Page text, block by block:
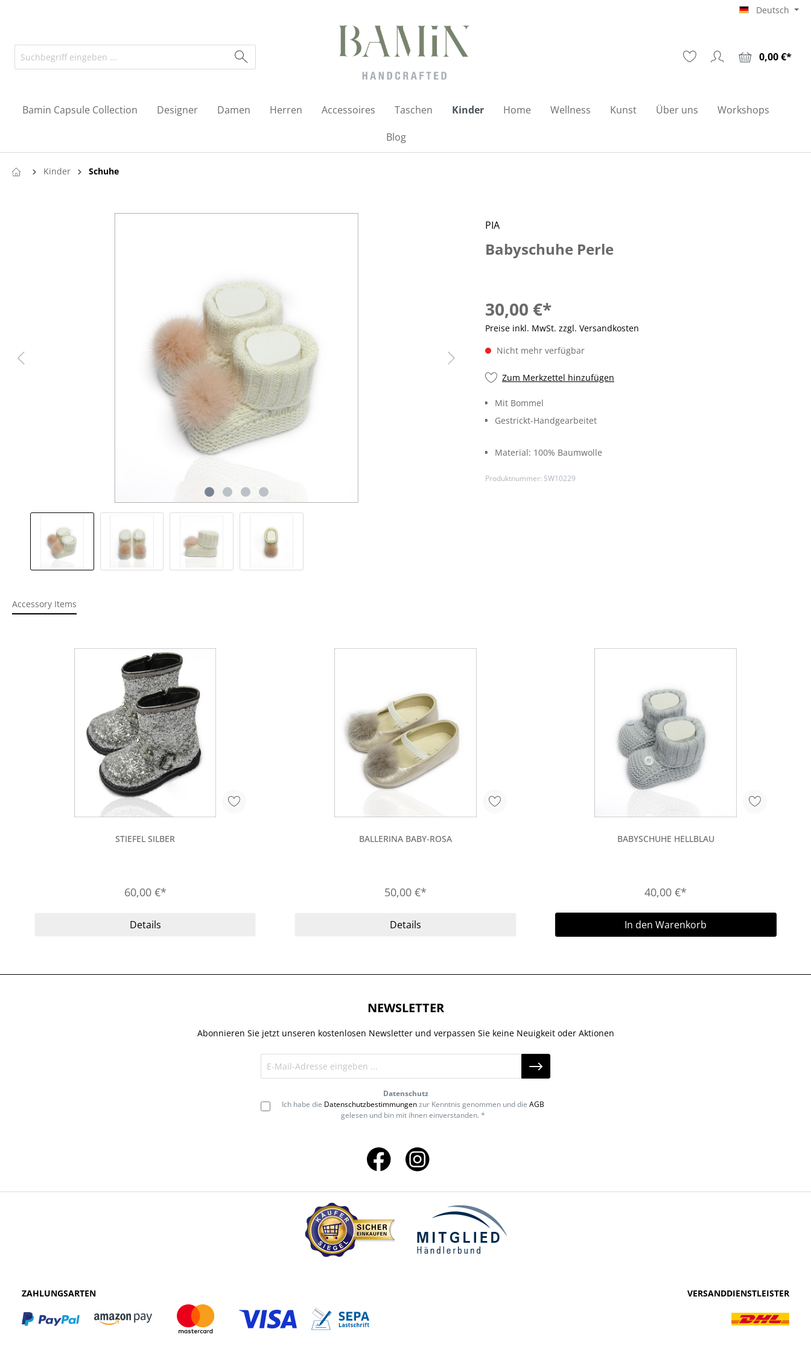
Deutsch
0,00 €*
Bamin Capsule Collection Designer Damen Herren Accessoires Taschen Kinder Home Wellness Kunst Über uns Workshops
Blog
Kinder Schuhe
PIA
Babyschuhe Perle
30,00 €*
Preise inkl. MwSt. zzgl. Versandkosten
Nicht mehr verfügbar
Zum Merkzettel hinzufügen
Mit Bommel
Gestrickt-Handgearbeitet
Material: 100% Baumwolle
Produktnummer: SW10229
Accessory Items
STIEFEL SILBER
60,00 €*
Details
BALLERINA BABY-ROSA
50,00 €*
Details
BABYSCHUHE HELLBLAU
40,00 €*
In den Warenkorb
NEWSLETTER
Abonnieren Sie jetzt unseren kostenlosen Newsletter und verpassen Sie keine Neuigkeit oder Aktionen
Datenschutz
Ich habe die Datenschutzbestimmungenzur Kenntnis genommen und die AGB
gelesen und bin mit ihnen einverstanden. *
ZAHLUNGSARTEN VERSANDDIENSTLEISTER